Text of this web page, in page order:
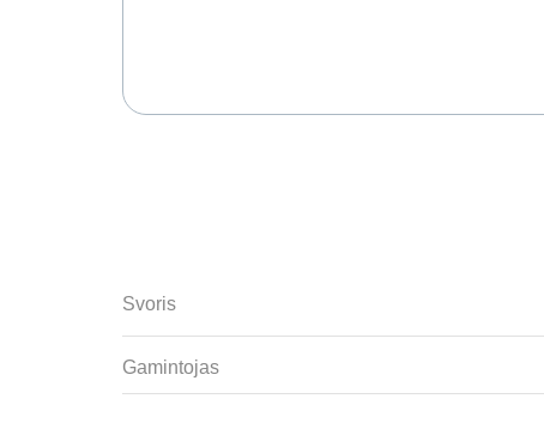
Svoris
Gamintojas